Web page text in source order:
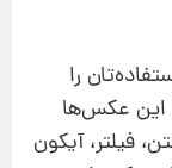
را
این عکس‌ها
فیلتر، آیکون